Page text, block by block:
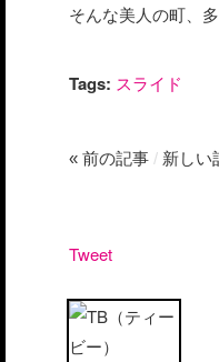
そんな美人の町、
Tags: スライド
« 前の記事 / 新しい
Tweet